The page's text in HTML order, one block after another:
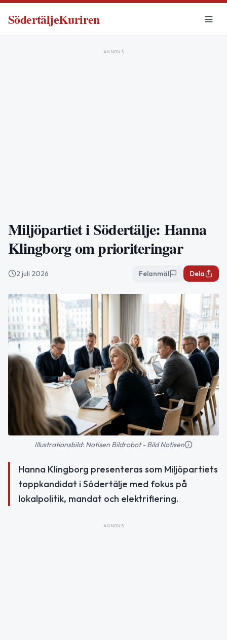
SödertäljeKuriren
ANNONS
Miljöpartiet i Södertälje: Hanna
Klingborg om prioriteringar
2 juli 2026 Felanmäl Dela
Illustrationsbild: Notisen Bildrobot - Bild Notisen
Hanna Klingborg presenteras som Miljöpartiets
toppkandidat i Södertälje med fokus på
lokalpolitik, mandat och elektrifiering.
ANNONS